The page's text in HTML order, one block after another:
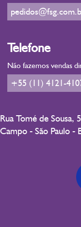
Telefone
Não fazemos vendas
+55 (11) 4121-
Rua Tomé de
Campo - São Paulo -